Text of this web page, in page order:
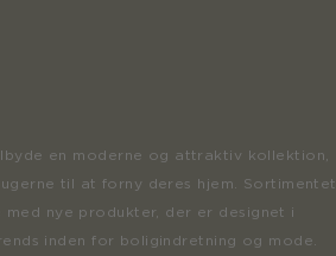
en moderne og attraktiv kollektion,
til at forny deres hjem. Sortimentet
nye produkter, der er designet i
inden for boligindretning og mode.